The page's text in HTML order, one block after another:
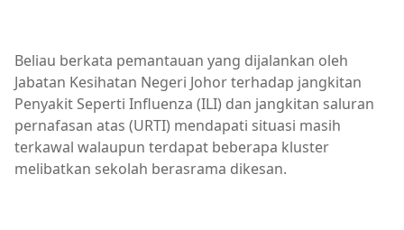
Beliau berkata pemantauan yang dijalankan oleh
Jabatan Kesihatan Negeri Johor terhadap jangkitan
Penyakit Seperti Influenza (ILI) dan jangkitan saluran
pernafasan atas (URTI) mendapati situasi masih
terkawal walaupun terdapat beberapa kluster
melibatkan sekolah berasrama dikesan.